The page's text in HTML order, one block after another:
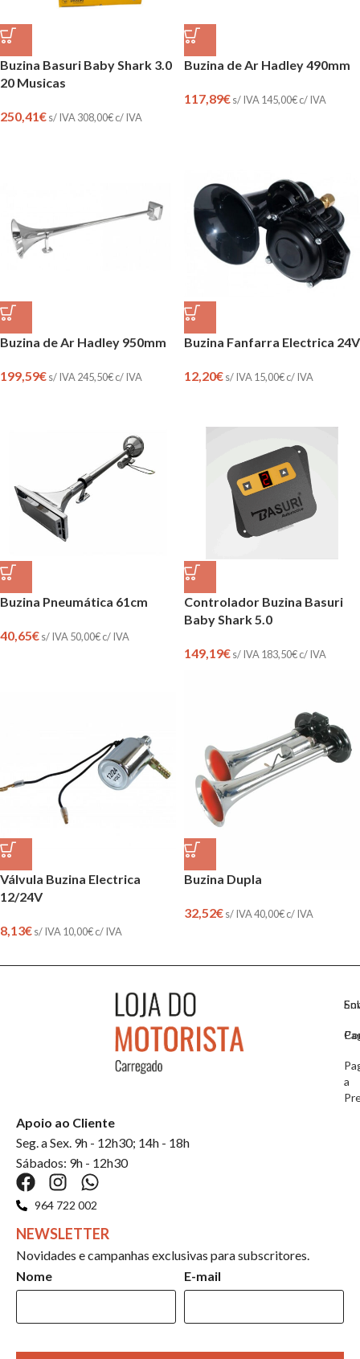
Buzina Basuri Baby Shark 3.0
20 Musicas
250,41€s/ IVA 308,00€c/ IVA
Buzina de Ar Hadley 490mm
117,89€s/ IVA 145,00€c/ IVA
Buzina de Ar Hadley 950mm
199,59€s/ IVA 245,50€c/ IVA
Buzina Fanfarra Electrica 24V
12,20€s/ IVA 15,00€c/ IVA
Buzina Pneumática 61cm
40,65€s/ IVA 50,00€c/ IVA
Controlador Buzina Basuri
Baby Shark 5.0
149,19€s/ IVA 183,50€c/ IVA
Válvula Buzina Electrica
12/24V
8,13€s/ IVA 10,00€c/ IVA
Buzina Dupla
32,52€s/ IVA40,00€c/ IVA
a
Apoio ao Cliente
Seg. a Sex. 9h - 12h30; 14h - 18h
Sábados: 9h - 12h30
964 722 002
NEWSLETTER
Novidades e campanhas exclusivas para subscritores.
Nome
E-mail